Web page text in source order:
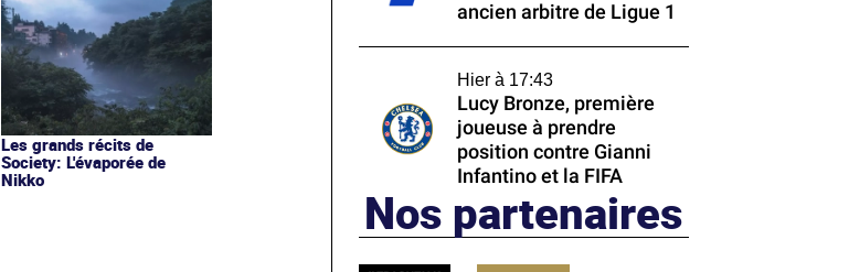
Les grands récits de
Society: L'évaporée de
Nikko
ancien arbitre de Ligue 1
Hier à 17:43
Lucy Bronze, première
joueuse à prendre
position contre Gianni
Infantino et la FIFA
Nos partenaires